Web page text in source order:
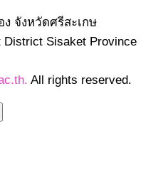
ง จังหวัดศรีสะเกษ
District Sisaket Province
All rights reserved.